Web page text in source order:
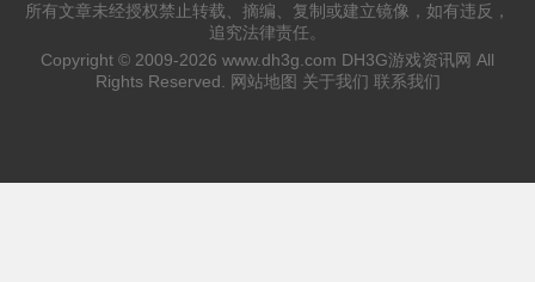
所有文章未经授权禁止转载、摘编、复制或建立镜像，如有违反，
追究法律责任。
Copyright © 2009-2026 www.dh3g.com DH3G游戏资讯网 All
Rights Reserved.
网站地图 关于我们 联系我们